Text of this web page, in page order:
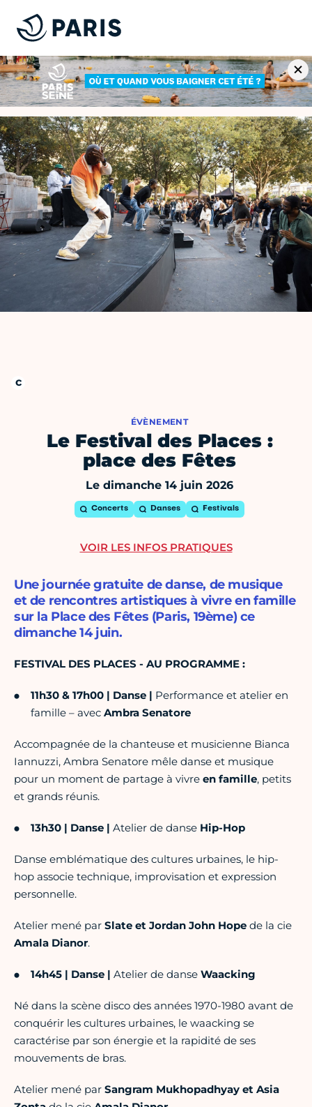
ÉVÈNEMENT
Le Festival des Places :
place des Fêtes
Le dimanche 14 juin 2026
Concerts Danses Festivals
Une journée gratuite de danse, de musique
et de rencontres artistiques à vivre en famille
sur la Place des Fêtes (Paris, 19ème) ce
dimanche 14 juin.
FESTIVAL DES PLACES - AU PROGRAMME :
11h30 & 17h00 | Danse | Performance et atelier en
famille – avec Ambra Senatore
Accompagnée de la chanteuse et musicienne Bianca
Iannuzzi, Ambra Senatore mêle danse et musique
pour un moment de partage à vivre en famille, petits
et grands réunis.
13h30 | Danse | Atelier de danse Hip-Hop
Danse emblématique des cultures urbaines, le hip-
hop associe technique, improvisation et expression
personnelle.
Atelier mené par Slate et Jordan John Hope de la cie
Amala Dianor.
14h45 | Danse | Atelier de danse Waacking
Né dans la scène disco des années 1970-1980 avant de
conquérir les cultures urbaines, le waacking se
caractérise par son énergie et la rapidité de ses
mouvements de bras.
Atelier mené par Sangram Mukhopadhyay et Asia
VOIR LES INFOS PRATIQUES